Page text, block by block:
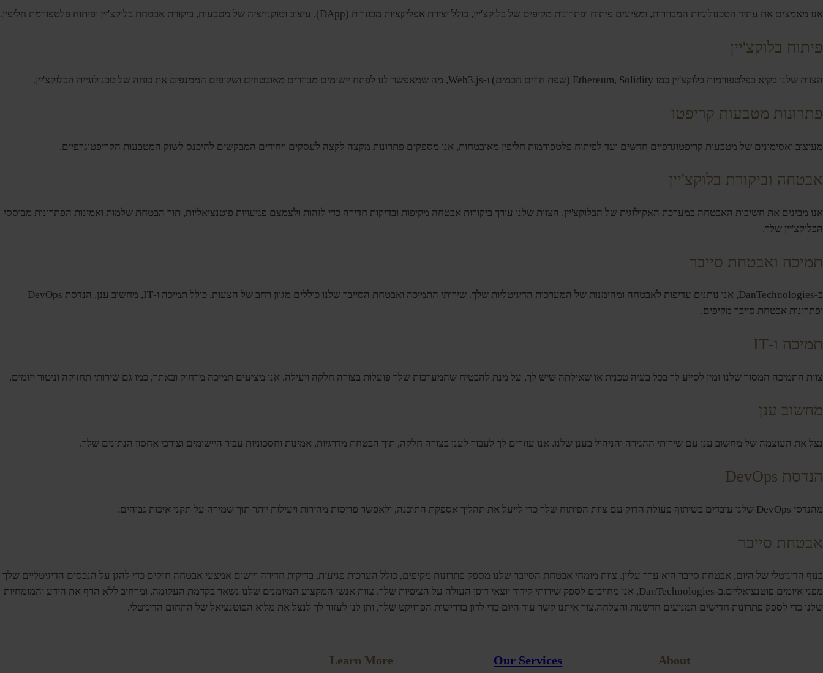
אנו מאמצים את עתיד הטכנולוגיות המבוזרות, ומציעים פיתוח ופתרונות מקיפים של בלוקצ'יין, כולל יצירת אפליקציות מבוזרות (DApp), עיצוב וטוקניזציה של מטבעות, ביקורת אבטחת בלוקצ'יין ופיתוח פלטפורמת חליפין.
פיתוח בלוקצ'יין
הצוות שלנו בקיא בפלטפורמות בלוקצ'יין כמו Ethereum, Solidity (שפת חוזים חכמים) ו-Web3.js, מה שמאפשר לנו לפתח יישומים מבוזרים מאובטחים ושקופים הממנפים את כוחה של טכנולוגיית הבלוקצ'יין.
פתרונות מטבעות קריפטו
מעיצוב ואסימונים של מטבעות קריפטוגרפיים חדשים ועד לפיתוח פלטפורמות חליפין מאובטחות, אנו מספקים פתרונות מקצה לקצה לעסקים ויחידים המבקשים להיכנס לשוק המטבעות הקריפטוגרפיים.
אבטחה וביקורת בלוקצ'יין
אנו מבינים את חשיבות האבטחה במערכת האקולוגית של הבלוקצ'יין. הצוות שלנו עורך ביקורות אבטחה מקיפות ובדיקות חדירה כדי לזהות ולצמצם פגיעויות פוטנציאליות, תוך הבטחת שלמות ואמינות הפתרונות מבוססי
הבלוקצ'יין שלך.
תמיכה ואבטחת סייבר
ב-DanTechnologies, אנו נותנים עדיפות לאבטחה ומהימנות של המערכות הדיגיטליות שלך. שירותי התמיכה ואבטחת הסייבר שלנו כוללים מגוון רחב של הצעות, כולל תמיכה ו-IT, מחשוב ענן, הנדסת DevOps
ופתרונות אבטחת סייבר מקיפים.
תמיכה ו-IT
צוות התמיכה המסור שלנו זמין לסייע לך בכל בעיה טכנית או שאילתה שיש לך, על מנת להבטיח שהמערכות שלך פועלות בצורה חלקה ויעילה. אנו מציעים תמיכה מרחוק ובאתר, כמו גם שירותי תחזוקה וניטור יזומים.
מחשוב ענן
נצל את העוצמה של מחשוב ענן עם שירותי ההגירה והניהול בענן שלנו. אנו עוזרים לך לעבור לענן בצורה חלקה, תוך הבטחת מדרגיות, אמינות וחסכוניות עבור היישומים וצורכי אחסון הנתונים שלך.
הנדסת DevOps
מהנדסי DevOps שלנו עובדים בשיתוף פעולה הדוק עם צוות הפיתוח שלך כדי לייעל את תהליך אספקת התוכנה, ולאפשר פריסות מהירות ויעילות יותר תוך שמירה על תקני איכות גבוהים.
אבטחת סייבר
בנוף הדיגיטלי של היום, אבטחת סייבר היא ערך עליון. צוות מומחי אבטחת הסייבר שלנו מספק פתרונות מקיפים, כולל הערכות פגיעות, בדיקות חדירה ויישום אמצעי אבטחה חזקים כדי להגן על הנכסים הדיגיטליים שלך
מפני איומים פוטנציאליים.ב-DanTechnologies, אנו מחויבים לספק שירותי קידוד יוצאי דופן העולה על הציפיות שלך. צוות אנשי המקצוע המיומנים שלנו נשאר בקדמת העקומה, ומרחיב ללא הרף את הידע והמומחיות
שלנו כדי לספק פתרונות חדישים המניעים חדשנות והצלחה.צור איתנו קשר עוד היום כדי לדון בדרישות הפרויקט שלך, ותן לנו לעזור לך לנצל את מלוא הפוטנציאל של התחום הדיגיטלי.
About
Our Services
Learn More